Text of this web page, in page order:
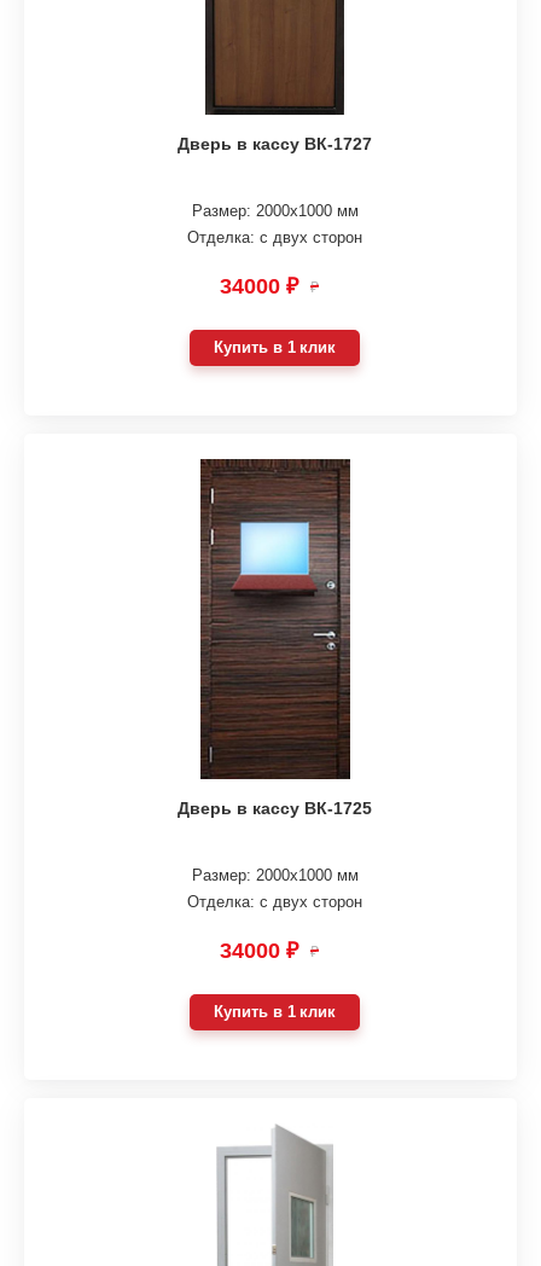
Дверь в кассу ВК-1727
Размер: 2000х1000 мм
Отделка: с двух сторон
34000 ₽ ₽
Купить в 1 клик
Дверь в кассу ВК-1725
Размер: 2000х1000 мм
Отделка: с двух сторон
34000 ₽ ₽
Купить в 1 клик